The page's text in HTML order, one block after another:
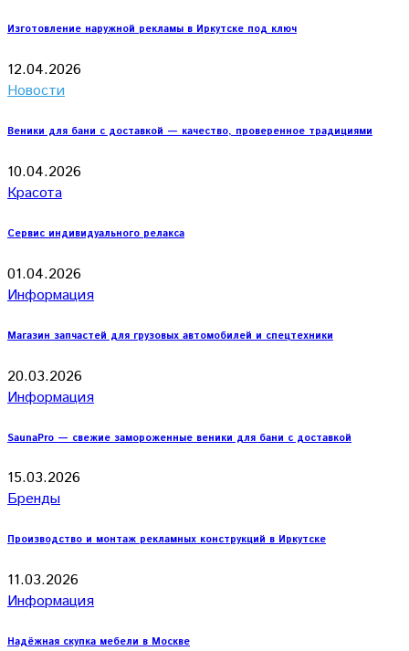
Изготовление наружной рекламы в Иркутске под ключ
12.04.2026
Новости
Веники для бани с доставкой — качество, проверенное традициями
10.04.2026
Красота
Сервис индивидуального релакса
01.04.2026
Информация
Магазин запчастей для грузовых автомобилей и спецтехники
20.03.2026
Информация
SaunaPro — свежие замороженные веники для бани с доставкой
15.03.2026
Бренды
Производство и монтаж рекламных конструкций в Иркутске
11.03.2026
Информация
Надёжная скупка мебели в Москве